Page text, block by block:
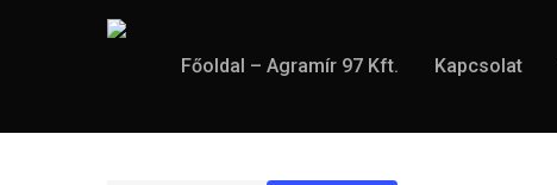
content
Főoldal – Agramír 97 Kft. Kapcsolat